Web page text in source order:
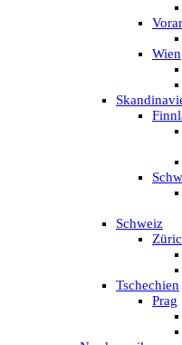
Wien
Schweiz
Tschechien
Prag